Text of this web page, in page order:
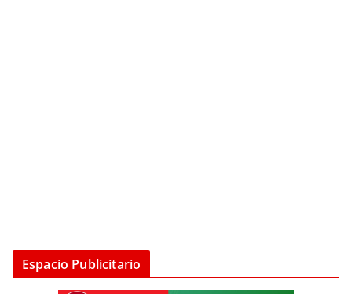
Espacio Publicitario